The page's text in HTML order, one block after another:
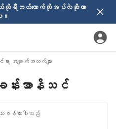
ယ်လိုရီဘယ်လောက်လိုအပ်လဲဆိုတာ
။
ရာ အချက်အလက်များ
န်းအာနိသင်
းစစ်ထားပါသည်